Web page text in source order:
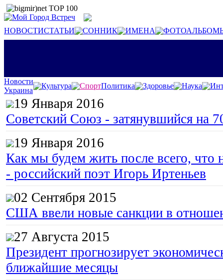
НОВОСТИСТАТЬИ СОННИК ИМЕНА
Новости
Украина
Культура СпортПолитика Здоровье Наука
19 Января 2016
Советский Союз - затянувшийся на
19 Января 2016
Как мы будем жить после всего, что
- российский поэт Игорь Иртеньев
02 Сентября 2015
США ввели новые санкции в
27 Августа 2015
Президент прогнозирует
ближайшие месяцы